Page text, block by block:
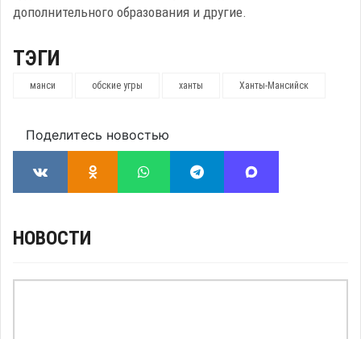
дополнительного образования и другие.
ТЭГИ
манси обские угры ханты Ханты-Мансийск
Поделитесь новостью
НОВОСТИ